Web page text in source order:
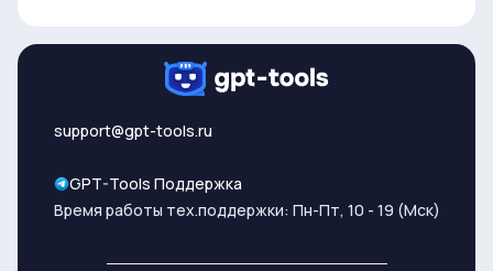
support@gpt-tools.ru
GPT-Tools Поддержка
Время работы тех.поддержки: Пн-Пт, 10 - 19 (Мск)